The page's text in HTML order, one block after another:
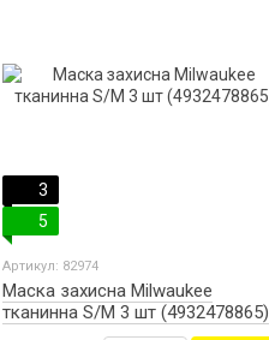
3
5
Артикул: 82974
Маска захисна Milwaukee
тканинна S/M 3 шт (4932478865)